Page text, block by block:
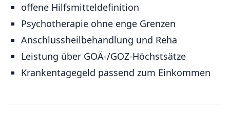
offene Hilfsmitteldefinition
Psychotherapie ohne enge Grenzen
Anschlussheilbehandlung und Reha
Leistung über GOÄ-/GOZ-Höchstsätze
Krankentagegeld passend zum Einkommen